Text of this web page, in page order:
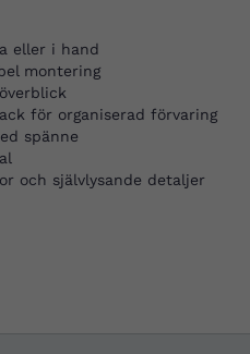
eller i hand
montering
för organiserad förvaring
spänne
och självlysande detaljer